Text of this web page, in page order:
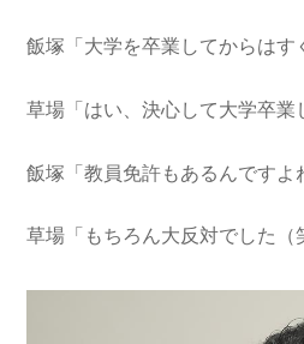
飯塚「大学を卒業してからはす
草場「はい、決心して大学卒業
飯塚「教員免許もあるんですよ
草場「もちろん大反対でした（